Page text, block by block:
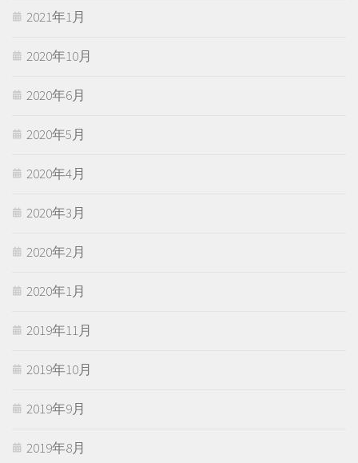
2021年1月
2020年10月
2020年6月
2020年5月
2020年4月
2020年3月
2020年2月
2020年1月
2019年11月
2019年10月
2019年9月
2019年8月